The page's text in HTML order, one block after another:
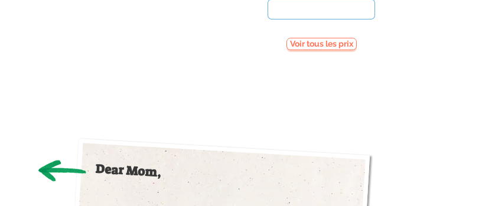
Voir tous les prix
prix
Dear Mom,